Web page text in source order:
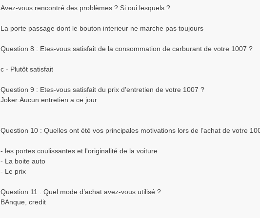
Avez-vous rencontré des problèmes ? Si oui lesquels ?
La porte passage dont le bouton interieur ne marche pas toujours
Question 8 : Etes-vous satisfait de la consommation de carburant de votre 1007 ?
c - Plutôt satisfait
Question 9 : Etes-vous satisfait du prix d’entretien de votre 1007 ?
Joker:Aucun entretien a ce jour
Question 10 : Quelles ont été vos principales motivations lors de l’achat de votre
- les portes coulissantes et l'originalité de la voiture
- La boite auto
- Le prix
Question 11 : Quel mode d’achat avez-vous utilisé ?
BAnque, credit